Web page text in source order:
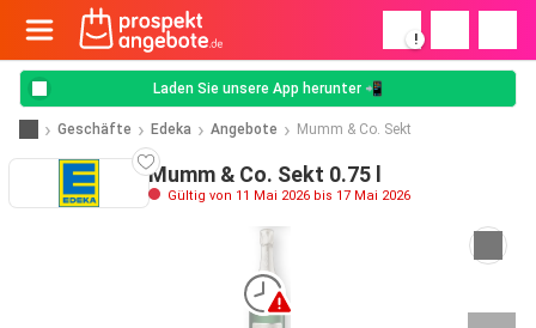
!
Laden Sie unsere App herunter 📲
Geschäfte Edeka Angebote Mumm & Co. Sekt
Mumm & Co. Sekt 0.75 l
Gültig von 11 Mai 2026 bis 17 Mai 2026